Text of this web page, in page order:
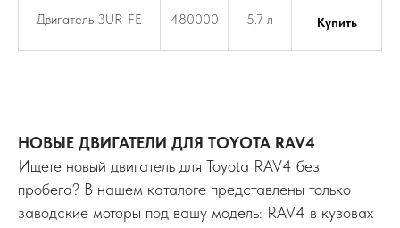
Двигатель 3UR-FE 480000 5.7 л Купить
НОВЫЕ ДВИГАТЕЛИ ДЛЯ TOYOTA RAV4
Ищете новый двигатель для Toyota RAV4 без
пробега? В нашем каталоге представлены только
заводские моторы под вашу модель: RAV4 в кузовах